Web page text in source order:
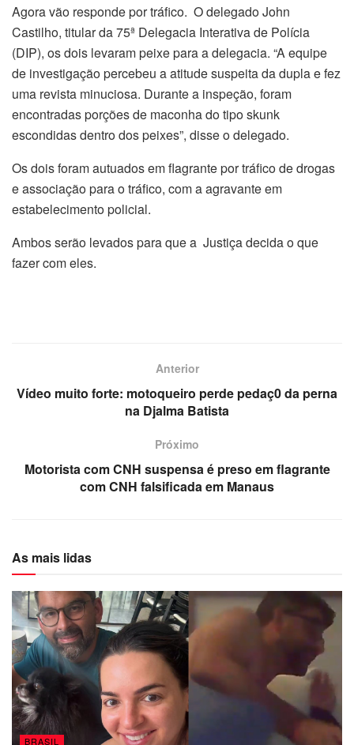
Agora vão responde por tráfico. O delegado John
Castilho, titular da 75ª Delegacia Interativa de Polícia
(DIP), os dois levaram peixe para a delegacia. “A equipe
de investigação percebeu a atitude suspeita da dupla e fez
uma revista minuciosa. Durante a inspeção, foram
encontradas porções de maconha do tipo skunk
escondidas dentro dos peixes”, disse o delegado.
Os dois foram autuados em flagrante por tráfico de drogas
e associação para o tráfico, com a agravante em
estabelecimento policial.
Ambos serão levados para que a Justiça decida o que
fazer com eles.
Anterior
Vídeo muito forte: motoqueiro perde pedaç0 da perna
na Djalma Batista
Próximo
Motorista com CNH suspensa é preso em flagrante
com CNH falsificada em Manaus
As mais lidas
BRASIL